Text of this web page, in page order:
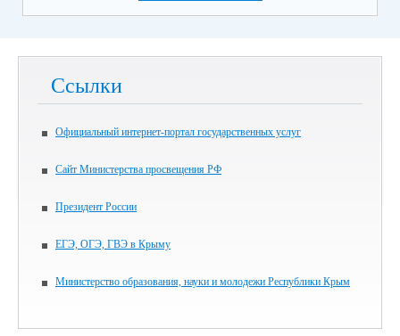
Ссылки
Официальный интернет-портал государственных услуг
Сайт Министерства просвещения РФ
Президент России
ЕГЭ, ОГЭ, ГВЭ в Крыму
Министерство образования, науки и молодежи Республики Крым